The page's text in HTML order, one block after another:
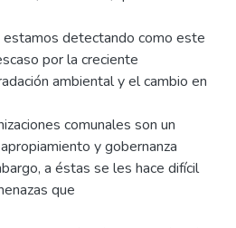
estamos detectando como este
por la creciente
ambiental y el cambio en
comunales son un
y gobernanza
a éstas se les hace difícil
que